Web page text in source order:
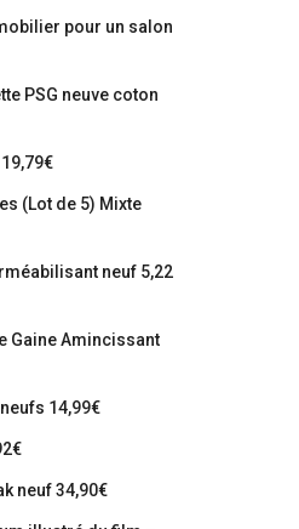
pour un salon
PSG neuve coton
(Lot de 5) Mixte
neuf 5,22
Gaine Amincissant
14,99€
neuf 34,90€